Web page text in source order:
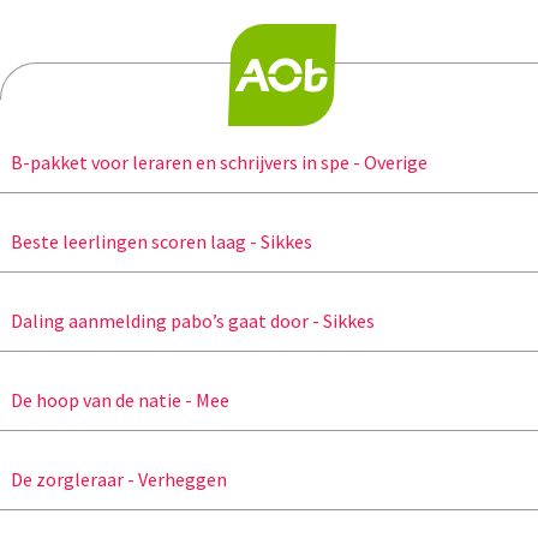
B-pakket voor leraren en schrijvers in spe - Overige
Beste leerlingen scoren laag - Sikkes
Daling aanmelding pabo’s gaat door - Sikkes
De hoop van de natie - Mee
De zorgleraar - Verheggen